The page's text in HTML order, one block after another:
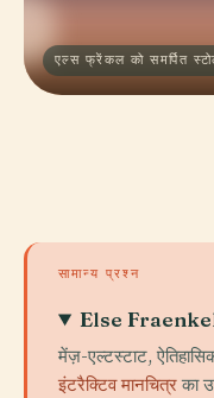
एल्स फ्रेंकल को समर्पित
सामान्य प्रश्न
Else Fraenkel
मेंज़-एल्टस्टाट,
इंटरैक्टिव मानचित्रका